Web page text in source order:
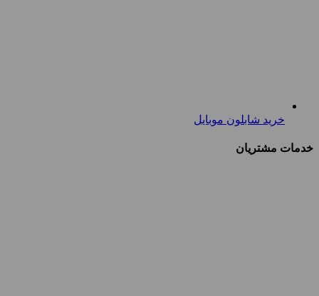
خرید شابلون موبایل
خدمات مشتریان